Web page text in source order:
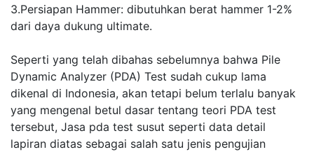
3.Persiapan Hammer: dibutuhkan berat hammer 1-2%
dari daya dukung ultimate.
Seperti yang telah dibahas sebelumnya bahwa Pile
Dynamic Analyzer (PDA) Test sudah cukup lama
dikenal di Indonesia, akan tetapi belum terlalu banyak
yang mengenal betul dasar tentang teori PDA test
tersebut, Jasa pda test susut seperti data detail
lapiran diatas sebagai salah satu jenis pengujian